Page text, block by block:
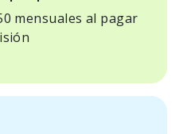
mensuales al pagar